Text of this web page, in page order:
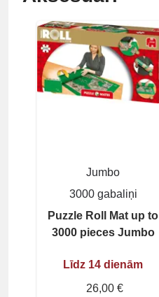
Jumbo
3000 gabaliņi
Puzzle Roll Mat up to
3000 pieces Jumbo
Līdz 14 dienām
26,00 €